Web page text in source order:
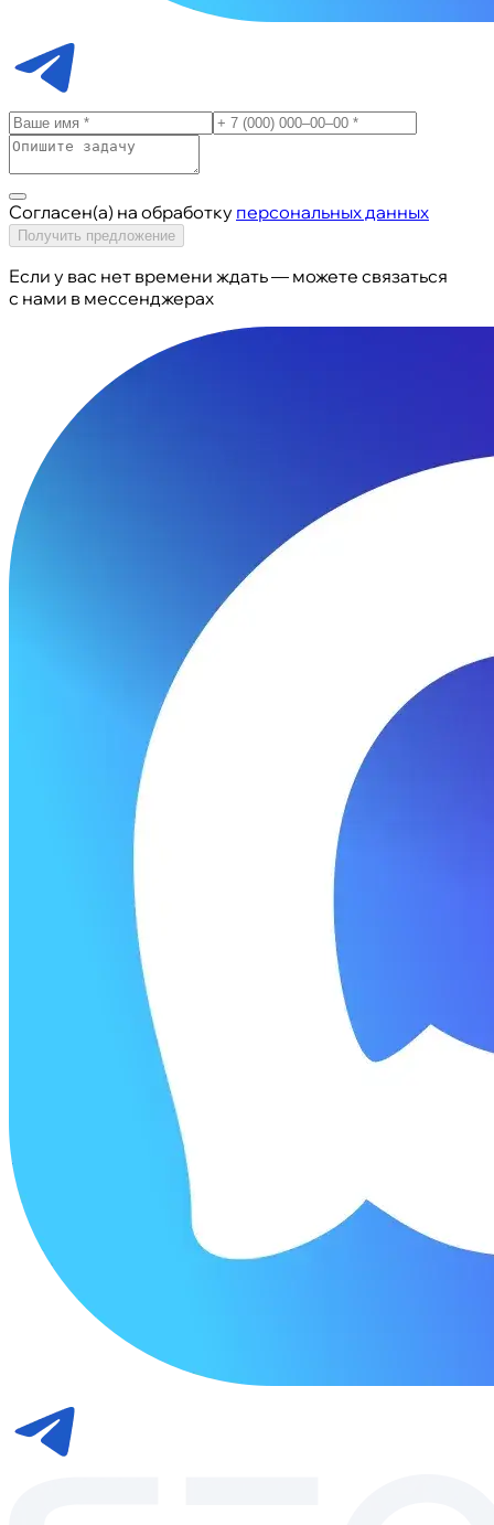
Согласен(а) на обработку персональных данных
Получить предложение
Если у вас нет времени ждать — можете связаться
с нами в мессенджерах